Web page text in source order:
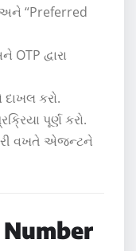
અને “Preferred
દ્વારા
કરો.
પૂર્ણ કરો.
વખતે એજન્ટને